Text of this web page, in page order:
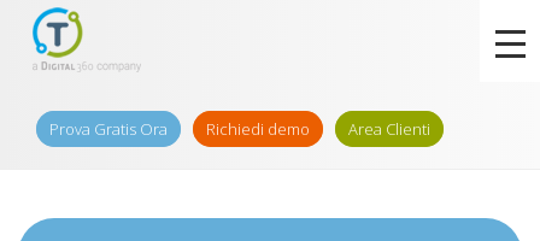
Prova Gratis Ora Richiedi demo Area Clienti